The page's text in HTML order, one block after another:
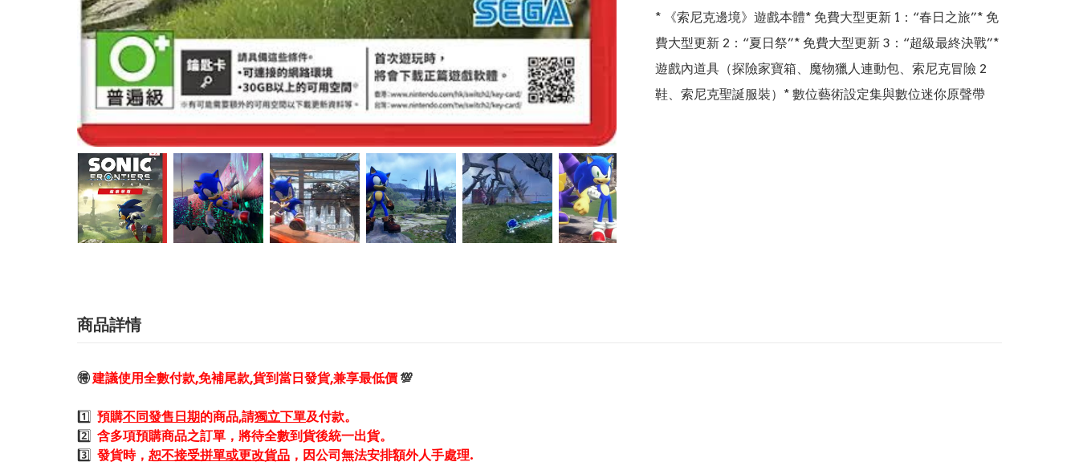
* 《索尼克邊境》遊戲本體* 免費大型更新 1：“春日之旅”* 免
費大型更新 2：“夏日祭”* 免費大型更新 3：“超級最終決戰”*
遊戲內道具（探險家寶箱、魔物獵人連動包、索尼克冒險 2
鞋、索尼克聖誕服裝）* 數位藝術設定集與數位迷你原聲帶
商品詳情
🉐建議使用全數付款,免補尾款,貨到當日發貨,兼享最低價 💯
1️⃣ 預購不同發售日期的商品,請獨立下單及付款。
2️⃣ 含多項預購商品之訂單，將待全數到貨後統一出貨。
3️⃣ 發貨時， 恕不接受拼單或更改貨品 ，因公司無法安排額外人手處理.